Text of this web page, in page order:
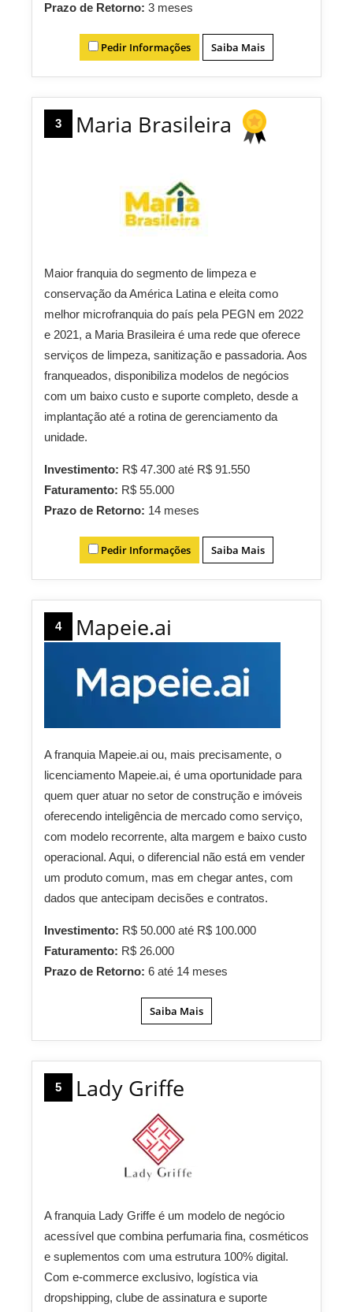
Prazo de Retorno: 3 meses
Pedir Informações Saiba Mais
3 Maria Brasileira
Maior franquia do segmento de limpeza e
conservação da América Latina e eleita como
melhor microfranquia do país pela PEGN em 2022
e 2021, a Maria Brasileira é uma rede que oferece
serviços de limpeza, sanitização e passadoria. Aos
franqueados, disponibiliza modelos de negócios
com um baixo custo e suporte completo, desde a
implantação até a rotina de gerenciamento da
unidade.
Investimento: R$ 47.300 até R$ 91.550
Faturamento: R$ 55.000
Prazo de Retorno: 14 meses
Pedir Informações Saiba Mais
4 Mapeie.ai
A franquia Mapeie.ai ou, mais precisamente, o
licenciamento Mapeie.ai, é uma oportunidade para
quem quer atuar no setor de construção e imóveis
oferecendo inteligência de mercado como serviço,
com modelo recorrente, alta margem e baixo custo
operacional. Aqui, o diferencial não está em vender
um produto comum, mas em chegar antes, com
dados que antecipam decisões e contratos.
Investimento: R$ 50.000 até R$ 100.000
Faturamento: R$ 26.000
Prazo de Retorno: 6 até 14 meses
Saiba Mais
5 Lady Griffe
A franquia Lady Griffe é um modelo de negócio
acessível que combina perfumaria fina, cosméticos
e suplementos com uma estrutura 100% digital.
Com e-commerce exclusivo, logística via
dropshipping, clube de assinatura e suporte